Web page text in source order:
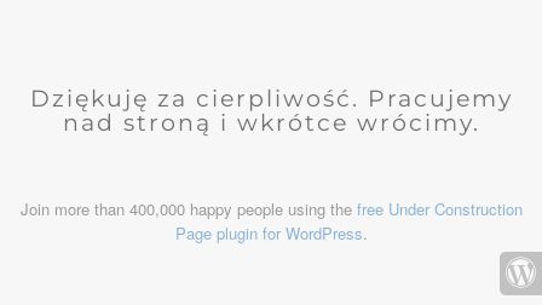
Dziękuję za cierpliwość. Pracujemy
nad stroną i wkrótce wrócimy.
Join more than 400,000 happy people using the free Under Construction
Page plugin for WordPress.